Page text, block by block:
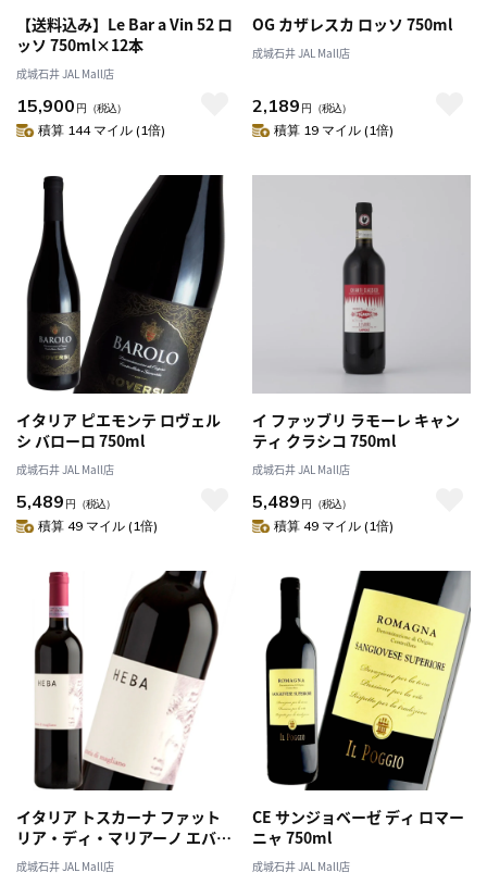
【送料込み】Le Bar a Vin 52 ロ
ッソ 750ml×12本
成城石井 JAL Mall店
15,900 円 （税込）
積算 144 マイル (1倍)
OG カザレスカ ロッソ 750ml
成城石井 JAL Mall店
2,189 円 （税込）
積算 19 マイル (1倍)
イタリア ピエモンテ ロヴェル
シ バローロ 750ml
成城石井 JAL Mall店
5,489 円 （税込）
積算 49 マイル (1倍)
イ ファッブリ ラモーレ キャン
ティ クラシコ 750ml
成城石井 JAL Mall店
5,489 円 （税込）
積算 49 マイル (1倍)
イタリア トスカーナ ファット
リア・ディ・マリアーノ エバ
750ml
成城石井 JAL Mall店
CE サンジョベーゼ ディ ロマー
ニャ 750ml
成城石井 JAL Mall店